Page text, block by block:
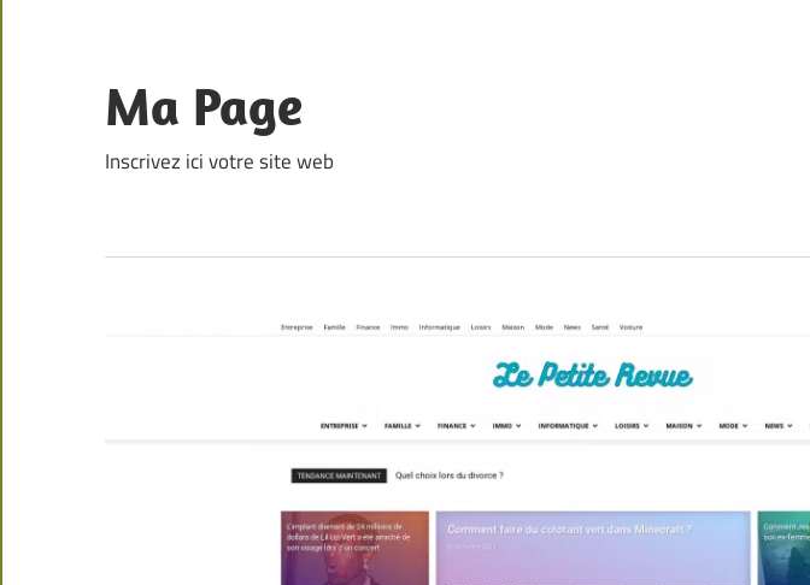
content
Ma Page
Inscrivez ici votre site web